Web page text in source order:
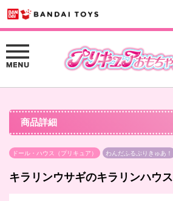
商品詳細
ドール・ハウス（プリキュア） わんだふるぷりきゅあ！
キラリンウサギのキラリンハウス